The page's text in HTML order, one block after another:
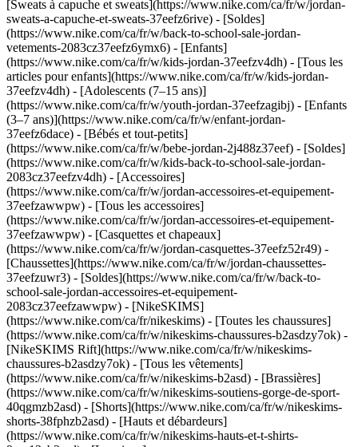
[Sweats à capuche et sweats](https://www.nike.com/ca/fr/w/jordan-
sweats-a-capuche-et-sweats-37eefz6rive) - [Soldes]
(https://www.nike.com/ca/fr/w/back-to-school-sale-jordan-
vetements-2083cz37eefz6ymx6) - [Enfants]
(https://www.nike.com/ca/fr/w/kids-jordan-37eefzv4dh) - [Tous les
articles pour enfants](https://www.nike.com/ca/fr/w/kids-jordan-
37eefzv4dh) - [Adolescents (7–15 ans)]
(https://www.nike.com/ca/fr/w/youth-jordan-37eefzagibj) - [Enfants
(3–7 ans)](https://www.nike.com/ca/fr/w/enfant-jordan-
37eefz6dace) - [Bébés et tout-petits]
(https://www.nike.com/ca/fr/w/bebe-jordan-2j488z37eef) - [Soldes]
(https://www.nike.com/ca/fr/w/kids-back-to-school-sale-jordan-
2083cz37eefzv4dh) - [Accessoires]
(https://www.nike.com/ca/fr/w/jordan-accessoires-et-equipement-
37eefzawwpw) - [Tous les accessoires]
(https://www.nike.com/ca/fr/w/jordan-accessoires-et-equipement-
37eefzawwpw) - [Casquettes et chapeaux]
(https://www.nike.com/ca/fr/w/jordan-casquettes-37eefz52r49) -
[Chaussettes](https://www.nike.com/ca/fr/w/jordan-chaussettes-
37eefzuwr3) - [Soldes](https://www.nike.com/ca/fr/w/back-to-
school-sale-jordan-accessoires-et-equipement-
2083cz37eefzawwpw) - [NikeSKIMS]
(https://www.nike.com/ca/fr/nikeskims) - [Toutes les chaussures]
(https://www.nike.com/ca/fr/w/nikeskims-chaussures-b2asdzy7ok) -
[NikeSKIMS Rift](https://www.nike.com/ca/fr/w/nikeskims-
chaussures-b2asdzy7ok) - [Tous les vêtements]
(https://www.nike.com/ca/fr/w/nikeskims-b2asd) - [Brassières]
(https://www.nike.com/ca/fr/w/nikeskims-soutiens-gorge-de-sport-
40qgmzb2asd) - [Shorts](https://www.nike.com/ca/fr/w/nikeskims-
shorts-38fphzb2asd) - [Hauts et débardeurs]
(https://www.nike.com/ca/fr/w/nikeskims-hauts-et-t-shirts-